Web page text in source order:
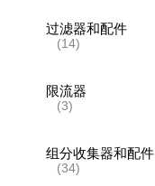
过滤器和配件
(14)
限流器
(3)
组分收集器和配件
(34)